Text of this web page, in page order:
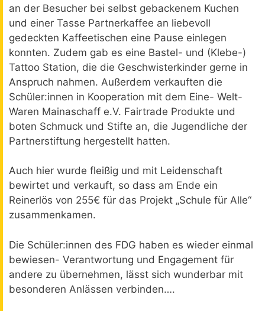
an der Besucher bei selbst gebackenem Kuchen
und einer Tasse Partnerkaffee an liebevoll
gedeckten Kaffeetischen eine Pause einlegen
konnten. Zudem gab es eine Bastel- und (Klebe-)
Tattoo Station, die die Geschwisterkinder gerne in
Anspruch nahmen. Außerdem verkauften die
Schüler:innen in Kooperation mit dem Eine- Welt-
Waren Mainaschaff e.V. Fairtrade Produkte und
boten Schmuck und Stifte an, die Jugendliche der
Partnerstiftung hergestellt hatten.
Auch hier wurde fleißig und mit Leidenschaft
bewirtet und verkauft, so dass am Ende ein
Reinerlös von 255€ für das Projekt „Schule für Alle“
zusammenkamen.
Die Schüler:innen des FDG haben es wieder einmal
bewiesen- Verantwortung und Engagement für
andere zu übernehmen, lässt sich wunderbar mit
besonderen Anlässen verbinden….